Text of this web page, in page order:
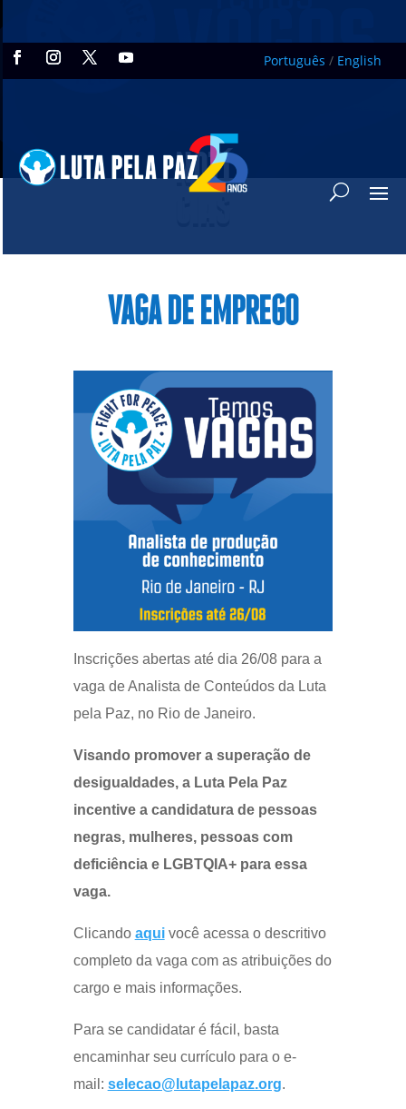
Português / English
NOTÍ
VAGA DE EMPREGO
Inscrições abertas até dia 26/08 para a
vaga de Analista de Conteúdos da Luta
pela Paz, no Rio de Janeiro.
Visando promover a superação de
desigualdades, a Luta Pela Paz
incentive a candidatura de pessoas
negras, mulheres, pessoas com
deficiência e LGBTQIA+ para essa
vaga.
Clicando aquivocê acessa o descritivo
completo da vaga com as atribuições do
cargo e mais informações.
Para se candidatar é fácil, basta
encaminhar seu currículo para o e-
mail: selecao@lutapelapaz.org.